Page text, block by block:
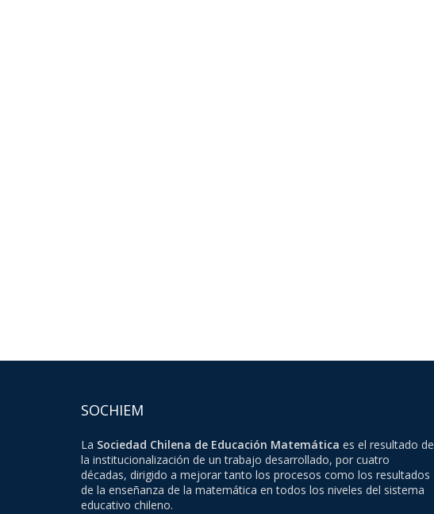
SOCHIEM
La Sociedad Chilena de Educación Matemática es el resultado de
la institucionalización de un trabajo desarrollado, por cuatro
décadas, dirigido a mejorar tanto los procesos como los resultados
de la enseñanza de la matemática en todos los niveles del sistema
educativo chileno.